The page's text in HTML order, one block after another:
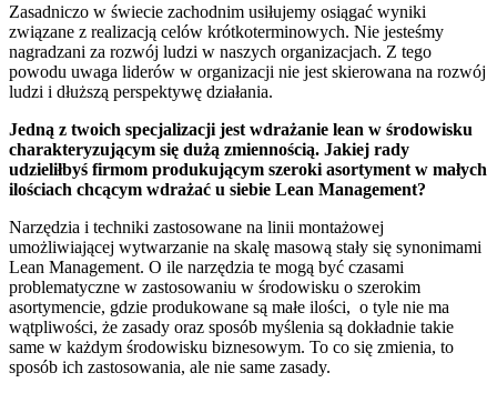
Zasadniczo w świecie zachodnim usiłujemy osiągać wyniki
związane z realizacją celów krótkoterminowych. Nie jesteśmy
nagradzani za rozwój ludzi w naszych organizacjach. Z tego
powodu uwaga liderów w organizacji nie jest skierowana na rozwój
ludzi i dłuższą perspektywę działania.
Jedną z twoich specjalizacji jest wdrażanie lean w środowisku
charakteryzującym się dużą zmiennością. Jakiej rady
udzieliłbyś firmom produkującym szeroki asortyment w małych
ilościach chcącym wdrażać u siebie Lean Management?
Narzędzia i techniki zastosowane na linii montażowej
umożliwiającej wytwarzanie na skalę masową stały się synonimami
Lean Management. O ile narzędzia te mogą być czasami
problematyczne w zastosowaniu w środowisku o szerokim
asortymencie, gdzie produkowane są małe ilości, o tyle nie ma
wątpliwości, że zasady oraz sposób myślenia są dokładnie takie
same w każdym środowisku biznesowym. To co się zmienia, to
sposób ich zastosowania, ale nie same zasady.